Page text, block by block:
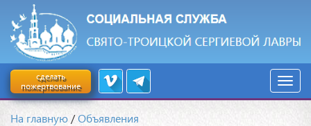
сделать
пожертвование
На главную /Объявления